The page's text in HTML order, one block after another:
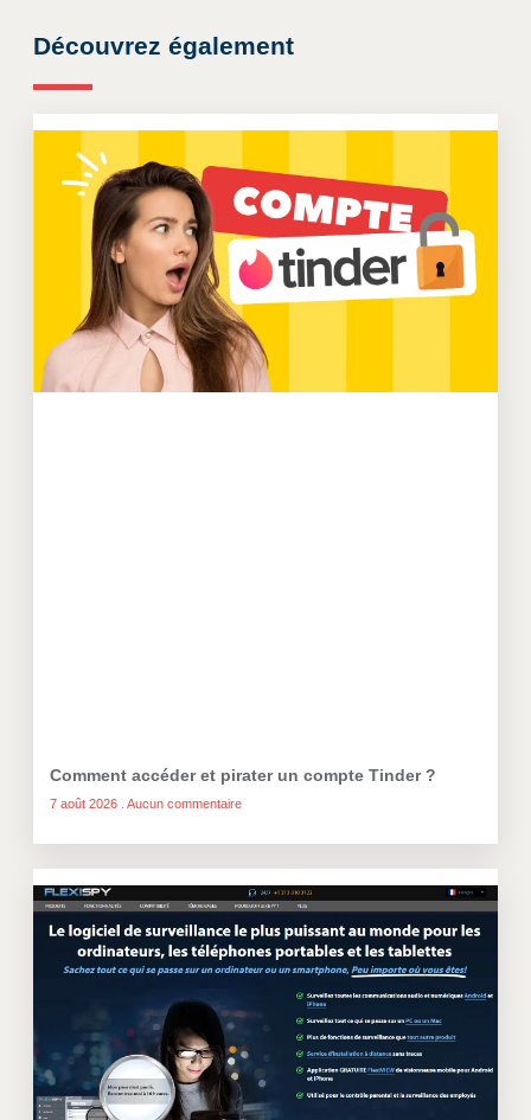
Découvrez également
Comment accéder et pirater un compte Tinder ?
7 août 2026 Aucun commentaire